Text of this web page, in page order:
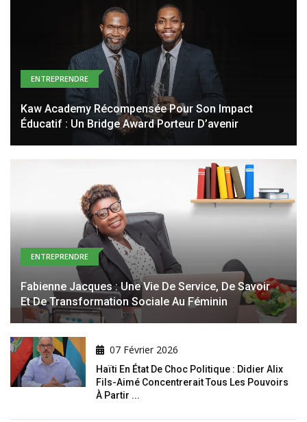
ENTREPRENDRE
Kaw Academy Récompensée Pour Son Impact
Éducatif : Un Bridge Award Porteur D’avenir
ENTREPRENDRE
Fabienne Jacques : Une Vie De Service, De Savoir
Et De Transformation Sociale Au Féminin
07 Février 2026
Haïti En État De Choc Politique : Didier Alix
Fils-Aimé Concentrerait Tous Les Pouvoirs
À Partir ...